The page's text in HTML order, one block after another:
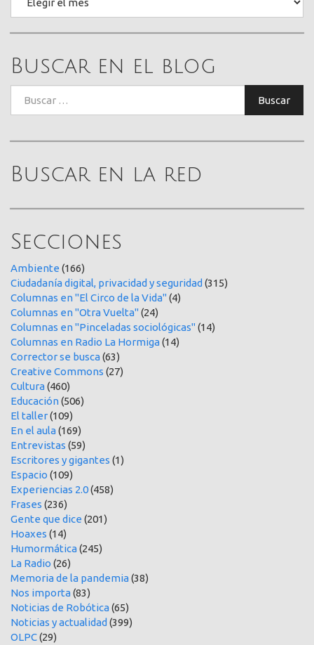
Buscar en el blog
Buscar
Buscar en la red
Secciones
Ambiente (166)
Ciudadanía digital, privacidad y seguridad (315)
Columnas en "El Circo de la Vida"(4)
Columnas en "Otra Vuelta"(24)
Columnas en "Pinceladas sociológicas"(14)
Columnas en Radio La Hormiga(14)
Corrector se busca(63)
Creative Commons (27)
Cultura(460)
Educación(506)
El taller(109)
En el aula(169)
Entrevistas (59)
Escritores y gigantes (1)
Espacio (109)
Experiencias 2.0(458)
Frases (236)
Gente que dice (201)
Hoaxes (14)
Humormática(245)
La Radio (26)
Memoria de la pandemia(38)
Nos importa(83)
Noticias de Robótica(65)
Noticias y actualidad (399)
OLPC(29)